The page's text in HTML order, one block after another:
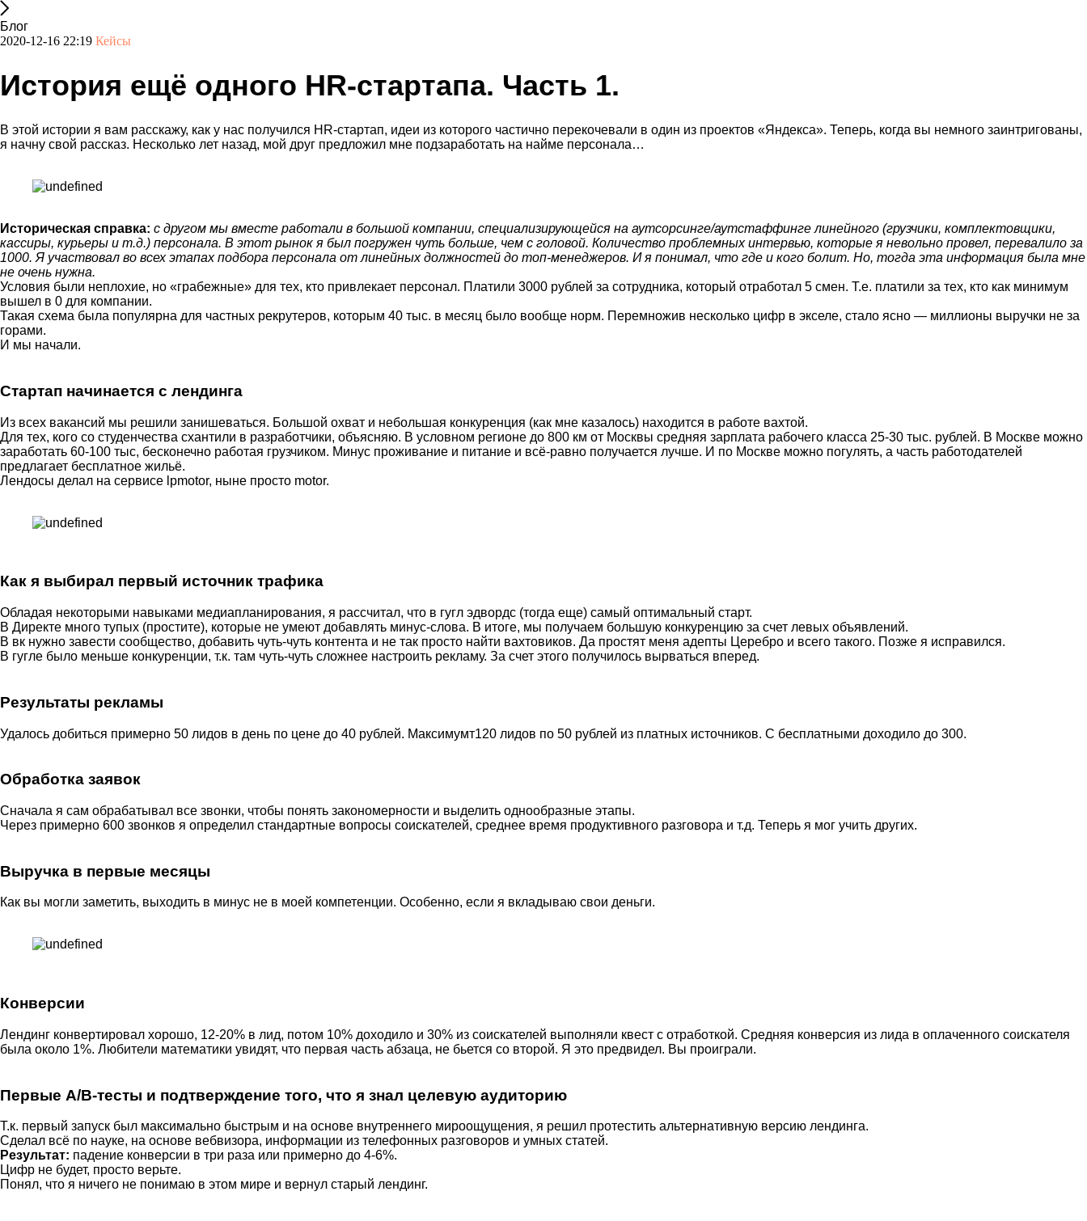
Блог
2020-12-16 22:19 Кейсы
История ещё одного HR-стартапа. Часть 1.
В этой истории я вам расскажу, как у нас получился HR-стартап, идеи из которого частично перекочевали в один из проектов «Яндекса». Теперь, когда вы немного заинтригованы,
я начну свой рассказ. Несколько лет назад, мой друг предложил мне подзаработать на найме персонала…
Историческая справка: с другом мы вместе работали в большой компании, специализирующейся на аутсорсинге/аутстаффинге линейного (грузчики, комплектовщики,
кассиры, курьеры и т.д.) персонала. В этот рынок я был погружен чуть больше, чем с головой. Количество проблемных интервью, которые я невольно провел, перевалило за
1000. Я участвовал во всех этапах подбора персонала от линейных должностей до топ-менеджеров. И я понимал, что где и кого болит. Но, тогда эта информация была мне
не очень нужна.
Условия были неплохие, но «грабежные» для тех, кто привлекает персонал. Платили 3000 рублей за сотрудника, который отработал 5 смен. Т.е. платили за тех, кто как минимум
вышел в 0 для компании.
Такая схема была популярна для частных рекрутеров, которым 40 тыс. в месяц было вообще норм. Перемножив несколько цифр в экселе, стало ясно — миллионы выручки не за
горами.
И мы начали.
Стартап начинается с лендинга
Из всех вакансий мы решили занишеваться. Большой охват и небольшая конкуренция (как мне казалось) находится в работе вахтой.
Для тех, кого со студенчества схантили в разработчики, объясняю. В условном регионе до 800 км от Москвы средняя зарплата рабочего класса 25-30 тыс. рублей. В Москве можно
заработать 60-100 тыс, бесконечно работая грузчиком. Минус проживание и питание и всё-равно получается лучше. И по Москве можно погулять, а часть работодателей
предлагает бесплатное жильё.
Лендосы делал на сервисе lpmotor, ныне просто motor.
Как я выбирал первый источник трафика
Обладая некоторыми навыками медиапланирования, я рассчитал, что в гугл эдвордс (тогда еще) самый оптимальный старт.
В Директе много тупых (простите), которые не умеют добавлять минус-слова. В итоге, мы получаем большую конкуренцию за счет левых объявлений.
В вк нужно завести сообщество, добавить чуть-чуть контента и не так просто найти вахтовиков. Да простят меня адепты Церебро и всего такого. Позже я исправился.
В гугле было меньше конкуренции, т.к. там чуть-чуть сложнее настроить рекламу. За счет этого получилось вырваться вперед.
Результаты рекламы
Удалось добиться примерно 50 лидов в день по цене до 40 рублей. Максимумт120 лидов по 50 рублей из платных источников. С бесплатными доходило до 300.
Обработка заявок
Сначала я сам обрабатывал все звонки, чтобы понять закономерности и выделить однообразные этапы.
Через примерно 600 звонков я определил стандартные вопросы соискателей, среднее время продуктивного разговора и т.д. Теперь я мог учить других.
Выручка в первые месяцы
Как вы могли заметить, выходить в минус не в моей компетенции. Особенно, если я вкладываю свои деньги.
Конверсии
Лендинг конвертировал хорошо, 12-20% в лид, потом 10% доходило и 30% из соискателей выполняли квест с отработкой. Средняя конверсия из лида в оплаченного соискателя
была около 1%. Любители математики увидят, что первая часть абзаца, не бьется со второй. Я это предвидел. Вы проиграли.
Первые A/B-тесты и подтверждение того, что я знал целевую аудиторию
Т.к. первый запуск был максимально быстрым и на основе внутреннего мироощущения, я решил протестить альтернативную версию лендинга.
Сделал всё по науке, на основе вебвизора, информации из телефонных разговоров и умных статей.
Результат: падение конверсии в три раза или примерно до 4-6%.
Цифр не будет, просто верьте.
Понял, что я ничего не понимаю в этом мире и вернул старый лендинг.